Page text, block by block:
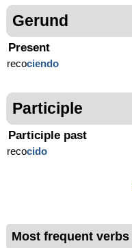
Gerund
Present
recociendo
Participle
Participle past
recocido
Most frequent verbs